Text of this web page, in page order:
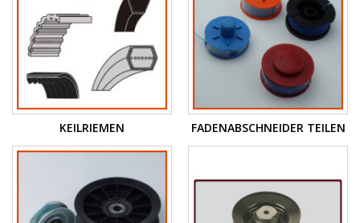
KEILRIEMEN FADENABSCHNEIDER TEILEN